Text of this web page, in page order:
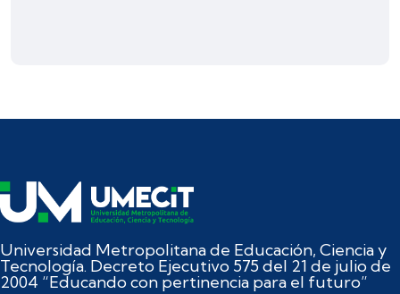
Universidad Metropolitana de Educación, Ciencia y
Tecnología. Decreto Ejecutivo 575 del 21 de julio de
2004 “Educando con pertinencia para el futuro”